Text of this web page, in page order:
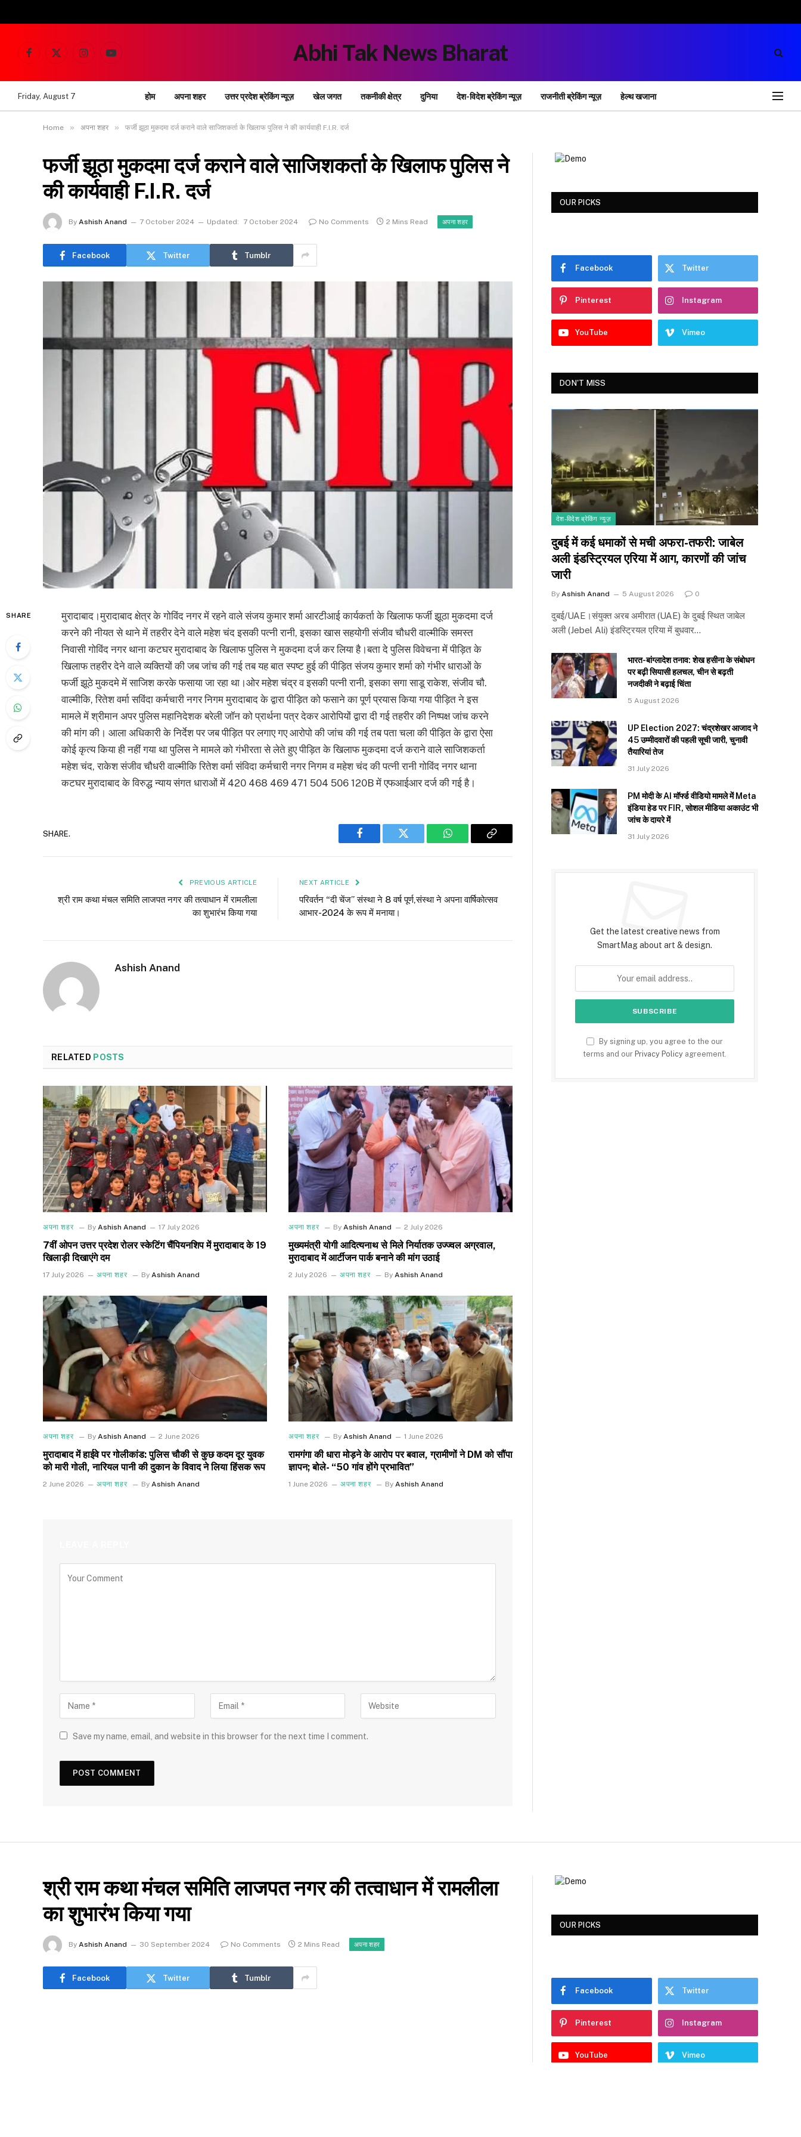
Facebook
X
InstagramYouTube Abhi Tak News Bharat
Friday, August 7 होम अपना शहर उत्तर प्रदेश ब्रेकिंग न्यूज़ खेल जगत तकनीकी क्षेत्र दुनिया देश-विदेश ब्रेकिंग न्यूज़ राजनीती ब्रेकिंग न्यूज़ हेल्थ खजाना
Home » अपना शहर » फर्जी झूठा मुकदमा दर्ज कराने वाले साजिशकर्ता के खिलाफ पुलिस ने की कार्यवाही F.I.R. दर्ज
फर्जी झूठा मुकदमा दर्ज कराने वाले साजिशकर्ता के खिलाफ पुलिस ने
की कार्यवाही F.I.R. दर्ज
By Ashish Anand 7 October 2024 Updated: 7 October 2024 No Comments 2 Mins Read अपना शहर
Facebook Twitter Tumblr
SHARE
मुरादाबाद।मुरादाबाद क्षेत्र के गोविंद नगर में रहने वाले संजय कुमार शर्मा आरटीआई कार्यकर्ता के खिलाफ फर्जी झूठा मुकदमा दर्ज
करने की नीयत से थाने में तहरीर देने वाले महेश चंद इसकी पत्नी रानी, इसका खास सहयोगी संजीव चौधरी वाल्मीकि समस्त
निवासी गोविंद नगर थाना कटघर मुरादाबाद के खिलाफ पुलिस ने मुकदमा दर्ज कर लिया है।बता दे पुलिस विवेचना में पीड़ित के
खिलाफ तहरीर देने वाले व्यक्तियों की जब जांच की गई तब यह बात स्पष्ट हुई की पीड़ित संजय कुमार शर्मा को गंभीर धाराओं के
फर्जी झूठे मुकदमे में साजिश करके फसाया जा रहा था।ओर महेश चंद्र व इसकी पत्नी रानी, इसका सगा साडू राकेश, संजीव चौ.
वाल्मीकि, रितेश वर्मा सविंदा कर्मचारी नगर निगम मुरादाबाद के द्वारा पीड़ित को फसाने का पूर्ण प्रयास किया गया पीड़ित ने इस
मामले में श्रीमान अपर पुलिस महानिदेशक बरेली जॉन को प्रार्थना पत्र देकर आरोपियों द्वारा दी गई तहरीर की निष्पक्ष जांच करने
की मांग की। आला अधिकारी के निर्देश पर जब पीड़ित पर लगाए गए आरोपो की जांच की गई तब पता चला की पीड़ित के द्वारा ऐसा
कोई कृत्य किया ही नहीं गया था पुलिस ने मामले को गंभीरता से लेते हुए पीड़ित के खिलाफ मुकदमा दर्ज कराने वाले साजिशकर्ता
महेश चंद, राकेश संजीव चौधरी वाल्मीकि रितेश वर्मा संविदा कर्मचारी नगर निगम व महेश चंद की पत्नी रानी गोविंद नगर थाना
कटघर मुरादाबाद के विरुद्ध न्याय संगत धाराओं में 420 468 469 471 504 506 120B में एफआईआर दर्ज की गई है।
SHARE.
Facebook Twitter WhatsAppCopy
PREVIOUS ARTICLE
श्री राम कथा मंचल समिति लाजपत नगर की तत्वाधान में रामलीला
का शुभारंभ किया गया
NEXT ARTICLE
परिवर्तन “दी चेंज” संस्था ने 8 वर्ष पूर्ण,संस्था ने अपना वार्षिकोत्सव
आभार-2024 के रूप में मनाया।
Ashish Anand
RELATED POSTS
अपना शहर By Ashish Anand 17 July 2026
7वीं ओपन उत्तर प्रदेश रोलर स्केटिंग चैंपियनशिप में मुरादाबाद के 19
खिलाड़ी दिखाएंगे दम
17 July 2026 अपना शहर By Ashish Anand
अपना शहर By Ashish Anand 2 July 2026
मुख्यमंत्री योगी आदित्यनाथ से मिले निर्यातक उज्ज्वल अग्रवाल,
मुरादाबाद में आर्टीजन पार्क बनाने की मांग उठाई
2 July 2026 अपना शहर By Ashish Anand
अपना शहर By Ashish Anand 2 June 2026
मुरादाबाद में हाईवे पर गोलीकांड: पुलिस चौकी से कुछ कदम दूर युवक
को मारी गोली, नारियल पानी की दुकान के विवाद ने लिया हिंसक रूप
2 June 2026 अपना शहर By Ashish Anand
अपना शहर By Ashish Anand 1 June 2026
रामगंगा की धारा मोड़ने के आरोप पर बवाल, ग्रामीणों ने DM को सौंपा
ज्ञापन; बोले- “50 गांव होंगे प्रभावित”
1 June 2026 अपना शहर By Ashish Anand
Save my name, email, and website in this browser for the next time I comment.
OUR PICKS
Facebook Twitter
Pinterest Instagram
YouTube Vimeo
DON'T MISS
देश-विदेश ब्रेकिंग न्यूज़
दुबई में कई धमाकों से मची अफरा-तफरी: जाबेल
अली इंडस्ट्रियल एरिया में आग, कारणों की जांच
जारी
By Ashish Anand 5 August 2026 0
दुबई/UAE।संयुक्त अरब अमीरात (UAE) के दुबई स्थित जाबेल
अली (Jebel Ali) इंडस्ट्रियल एरिया में बुधवार…
भारत-बांग्लादेश तनाव: शेख हसीना के संबोधन
पर बढ़ी सियासी हलचल, चीन से बढ़ती
नजदीकी ने बढ़ाई चिंता
5 August 2026
UP Election 2027: चंद्रशेखर आजाद ने
45 उम्मीदवारों की पहली सूची जारी, चुनावी
तैयारियां तेज
31 July 2026
PM मोदी के AI मॉर्फ्ड वीडियो मामले में Meta
इंडिया हेड पर FIR, सोशल मीडिया अकाउंट भी
जांच के दायरे में
31 July 2026
Get the latest creative news from
SmartMag about art & design.
By signing up, you agree to the our
terms and our Privacy Policy agreement.
श्री राम कथा मंचल समिति लाजपत नगर की तत्वाधान में रामलीला
का शुभारंभ किया गया
By Ashish Anand 30 September 2024 No Comments 2 Mins Read अपना शहर
Facebook Twitter Tumblr
OUR PICKS
Facebook Twitter
Pinterest Instagram
YouTube Vimeo